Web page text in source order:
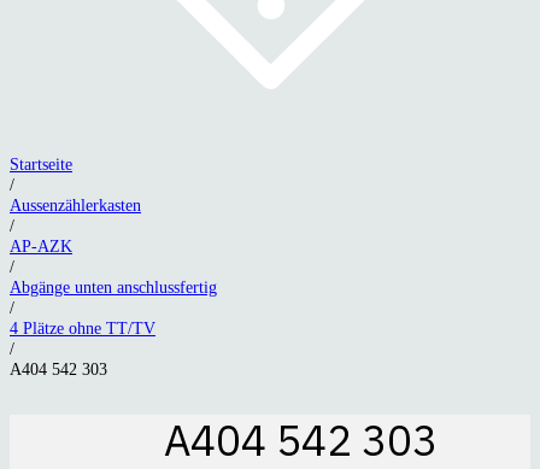
Startseite
/
Aussenzählerkasten
/
AP-AZK
/
Abgänge unten anschlussfertig
/
4 Plätze ohne TT/TV
/
A404 542 303
A404 542 303